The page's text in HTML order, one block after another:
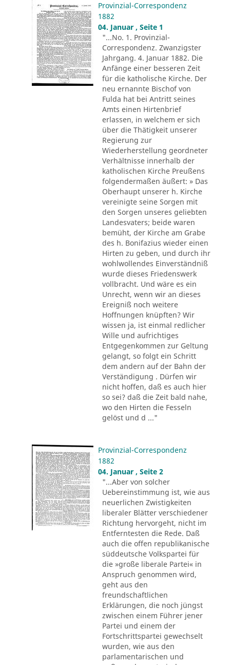
Provinzial-Correspondenz
1882
04. Januar , Seite 1
"...No. 1. Provinzial-
Correspondenz. Zwanzigster
Jahrgang. 4. Januar 1882. Die
Anfänge einer besseren Zeit
für die katholische Kirche. Der
neu ernannte Bischof von
Fulda hat bei Antritt seines
Amts einen Hirtenbrief
erlassen, in welchem er sich
über die Thätigkeit unserer
Regierung zur
Wiederherstellung geordneter
Verhältnisse innerhalb der
katholischen Kirche Preußens
folgendermaßen äußert: » Das
Oberhaupt unserer h. Kirche
vereinigte seine Sorgen mit
den Sorgen unseres geliebten
Landesvaters; beide waren
bemüht, der Kirche am Grabe
des h. Bonifazius wieder einen
Hirten zu geben, und durch ihr
wohlwollendes Einverständniß
wurde dieses Friedenswerk
vollbracht. Und wäre es ein
Unrecht, wenn wir an dieses
Ereigniß noch weitere
Hoffnungen knüpften? Wir
wissen ja, ist einmal redlicher
Wille und aufrichtiges
Entgegenkommen zur Geltung
gelangt, so folgt ein Schritt
dem andern auf der Bahn der
Verständigung . Dürfen wir
nicht hoffen, daß es auch hier
so sei? daß die Zeit bald nahe,
wo den Hirten die Fesseln
gelöst und d ..."
Provinzial-Correspondenz
1882
04. Januar , Seite 2
"...Aber von solcher
Uebereinstimmung ist, wie aus
neuerlichen Zwistigkeiten
liberaler Blätter verschiedener
Richtung hervorgeht, nicht im
Entferntesten die Rede. Daß
auch die offen republikanische
süddeutsche Volkspartei für
die »große liberale Partei« in
Anspruch genommen wird,
geht aus den
freundschaftlichen
Erklärungen, die noch jüngst
zwischen einem Führer jener
Partei und einem der
Fortschrittspartei gewechselt
wurden, wie aus den
parlamentarischen und